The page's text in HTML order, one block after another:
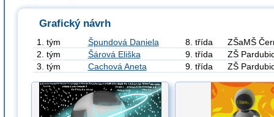
Grafický návrh
1. tým Špundová Daniela 8. třída
ZŠaMŠ
2. tým
Šárová Eliška 9. třída
ZŠ
3. tým
Cachová Aneta 9. třída ZŠ